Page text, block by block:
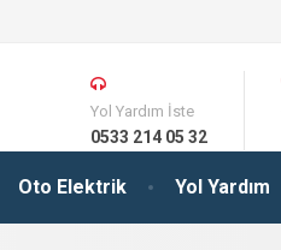
Oto Elektrik Yol Yardım
Yol Yardım İste
0533 214 05 32